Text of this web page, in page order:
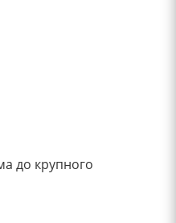
до крупного